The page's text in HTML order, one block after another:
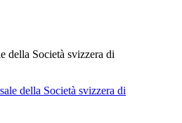
della Società svizzera di